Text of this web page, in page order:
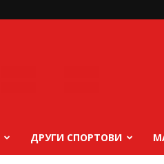
ДРУГИ СПОРТОВИ